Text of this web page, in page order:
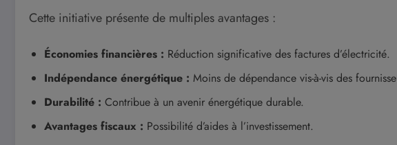
Cette initiative présente de multiples avantages :
Économies financières : Réduction significative des factures d’électricité.
Indépendance énergétique : Moins de dépendance vis-à-vis des
Durabilité : Contribue à un avenir énergétique durable.
Avantages fiscaux : Possibilité d’aides à l’investissement.